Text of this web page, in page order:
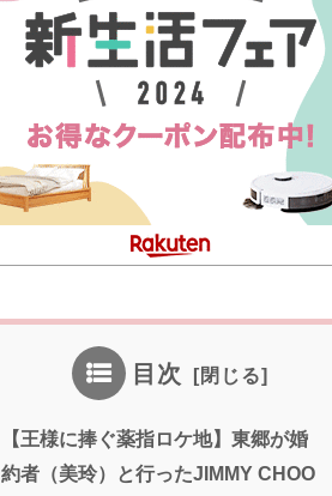
目次
【王様に捧ぐ薬指ロケ地】東郷が婚
約者（美玲）と行ったJIMMY CHOO